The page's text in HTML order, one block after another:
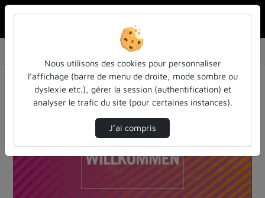
Journée d'accueil des nouveaux personnels 20…
Lire
la
Nous utilisons des cookies pour personnaliser
l’affichage (barre de menu de droite, mode sombre ou
dyslexie etc.), gérer la session (authentification) et
analyser le trafic du site (pour certaines instances).
J’ai compris